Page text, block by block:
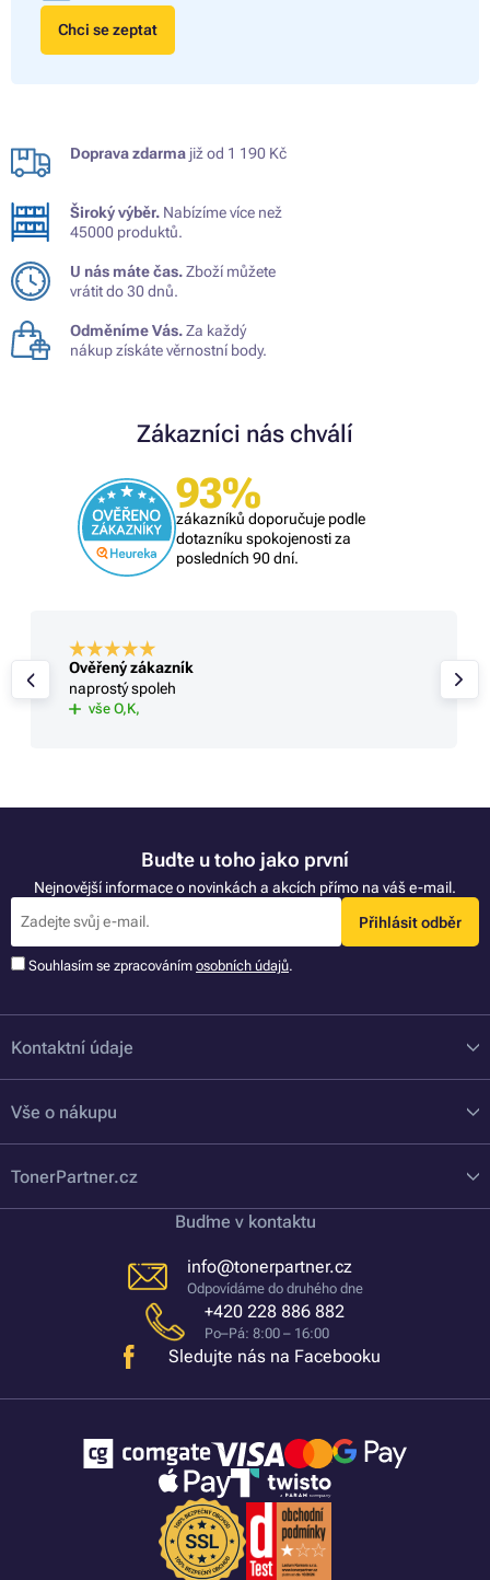
Chci se zeptat
Doprava zdarma již od 1 190 Kč
Široký výběr. Nabízíme více než
45000 produktů.
U nás máte čas.Zboží můžete
vrátit do 30 dnů.
Odměníme Vás.Za každý
nákup získáte věrnostní body.
Zákazníci nás chválí
93%
zákazníků doporučuje podle
dotazníku spokojenosti za
posledních 90 dní.
Ověřený zákazník
naprostý spoleh
vše O,K,
Buďte u toho jako první
Nejnovější informace o novinkách a akcích přímo na váš e-mail.
Přihlásit odběr
Souhlasím se zpracováním osobních údajů.
Kontaktní údaje
Vše o nákupu
TonerPartner.cz
Buďme v kontaktu
info@tonerpartner.cz
Odpovídáme do druhého dne
+420 228 886 882
Po–Pá: 8:00 – 16:00
Sledujte nás na Facebooku